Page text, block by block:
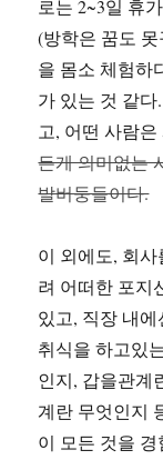
로는 2~3일 휴
(방학은 꿈도
을 몸소 체험하
가 있는 것 같
고, 어떤 사람
든게 의미없는
발버둥들이다.
이 외에도, 회
려 어떠한 포지
있고, 직장 내
취식을 하고있
인지, 갑을관계
계란 무엇인지
이 모든 것을